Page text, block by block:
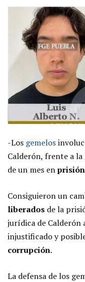
-Los gemelos
Calderón, frente a la
de un mes enprisión
Consiguieron un
liberados de la
jurídica de Calderón
injustificado y
corrupción.
La defensa de los